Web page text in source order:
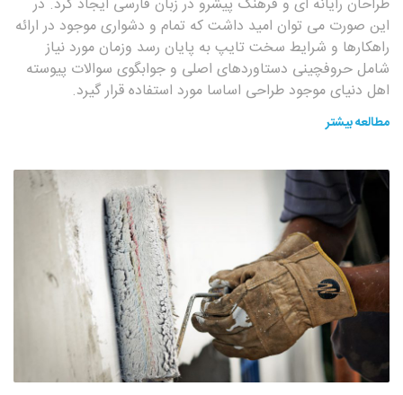
طراحان رایانه ای و فرهنگ پیشرو در زبان فارسی ایجاد کرد. در
این صورت می توان امید داشت که تمام و دشواری موجود در ارائه
راهکارها و شرایط سخت تایپ به پایان رسد وزمان مورد نیاز
شامل حروفچینی دستاوردهای اصلی و جوابگوی سوالات پیوسته
اهل دنیای موجود طراحی اساسا مورد استفاده قرار گیرد.
مطالعه بیشتر